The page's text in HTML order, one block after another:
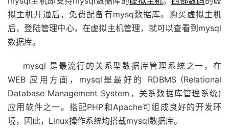
拟主机开通后，免费配备有mysq数据库。购买虚拟主机
后，登陆管理中心，在虚拟主机管理，就可以查看到mysql
数据库。
mysql 是最流行的关系型数据库管理系统之一，在
WEB 应用方面，mysql是最好的 RDBMS (Relational
Database Management System，关系数据库管理系统)
应用软件之一。搭配PHP和Apache可组成良好的开发环
境，因此，Linux操作系统均搭载mysql数据库。